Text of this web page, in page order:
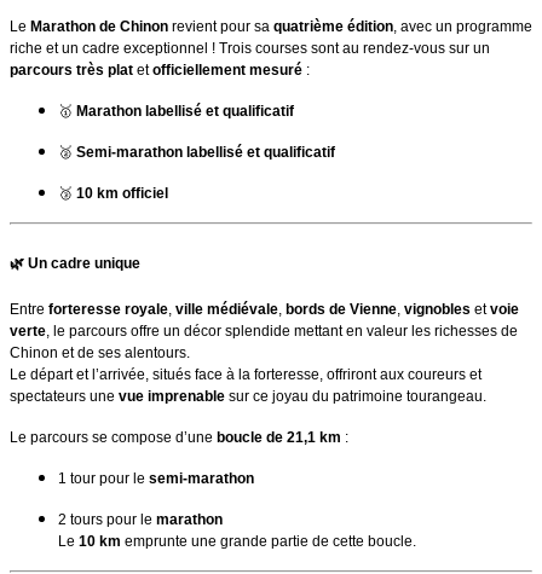
Le Marathon de Chinon revient pour sa quatrième édition, avec un programme
riche et un cadre exceptionnel ! Trois courses sont au rendez-vous sur un
parcours très plat etofficiellement mesuré :
🥇 Marathon labellisé et qualificatif
🥈 Semi-marathon labellisé et qualificatif
🥉 10 km officiel
🌿 Un cadre unique
Entre forteresse royale, ville médiévale, bords de Vienne, vignobles etvoie
verte, le parcours offre un décor splendide mettant en valeur les richesses de
Chinon et de ses alentours.
Le départ et l’arrivée, situés face à la forteresse, offriront aux coureurs et
spectateurs une vue imprenable sur ce joyau du patrimoine tourangeau.
Le parcours se compose d’une boucle de 21,1 km :
1 tour pour le semi-marathon
2 tours pour le marathon
Le 10 km emprunte une grande partie de cette boucle.